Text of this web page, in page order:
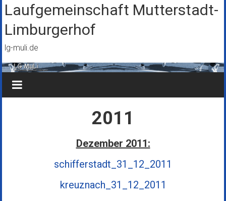
Zum
Inhalt
springen
Laufgemeinschaft Mutterstadt-
Limburgerhof
lg-muli.de
2011
Dezember 2011:
schifferstadt_31_12_2011
kreuznach_31_12_2011